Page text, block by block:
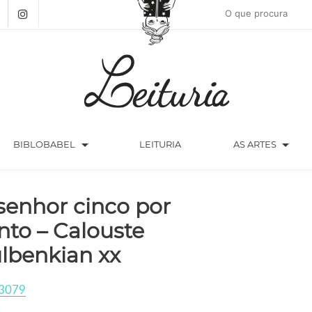
BIBLOBABEL arrow_drop_down LEITURIA AS ARTES arrow_drop_down
cinco por
– Calouste
xx